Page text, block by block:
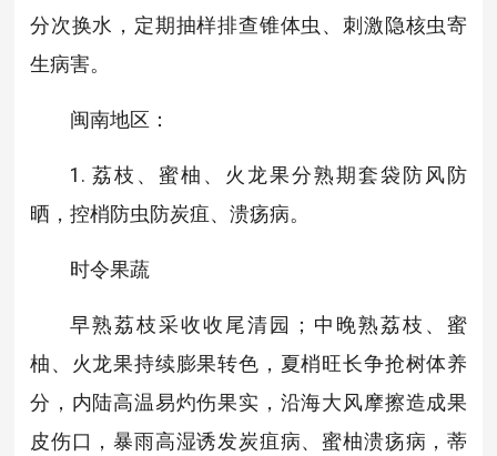
分次换水，定期抽样排查锥体虫、刺激隐核虫寄
生病害。
闽南地区：
1. 荔枝、蜜柚、火龙果分熟期套袋防风防
晒，控梢防虫防炭疽、溃疡病。
时令果蔬
早熟荔枝采收收尾清园；中晚熟荔枝、蜜
柚、火龙果持续膨果转色，夏梢旺长争抢树体养
分，内陆高温易灼伤果实，沿海大风摩擦造成果
皮伤口，暴雨高湿诱发炭疽病、蜜柚溃疡病，蒂